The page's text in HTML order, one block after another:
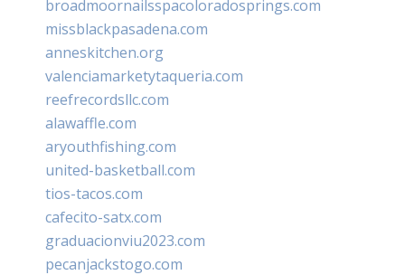
broadmoornailsspacoloradosprings.com
missblackpasadena.com
anneskitchen.org
valenciamarketytaqueria.com
reefrecordsllc.com
alawaffle.com
aryouthfishing.com
united-basketball.com
tios-tacos.com
cafecito-satx.com
graduacionviu2023.com
pecanjackstogo.com